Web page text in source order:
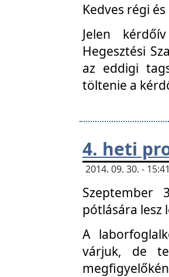
Kedves régi
Jelen
Hegesztési
az eddigi
töltenie a
4. heti
2014. 09. 30. -
Szeptember
pótlására lesz
A
várjuk, de